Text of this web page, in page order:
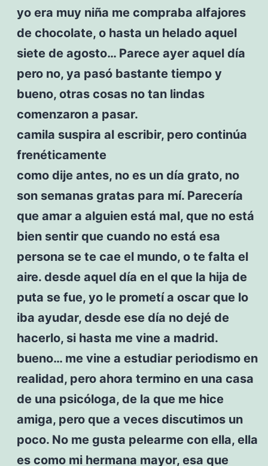
yo era muy niña me compraba alfajores
de chocolate, o hasta un helado aquel
siete de agosto… Parece ayer aquel día
pero no, ya pasó bastante tiempo y
bueno, otras cosas no tan lindas
comenzaron a pasar.
camila suspira al escribir, pero continúa
frenéticamente
como dije antes, no es un día grato, no
son semanas gratas para mí. Parecería
que amar a alguien está mal, que no está
bien sentir que cuando no está esa
persona se te cae el mundo, o te falta el
aire. desde aquel día en el que la hija de
puta se fue, yo le prometí a oscar que lo
iba ayudar, desde ese día no dejé de
hacerlo, si hasta me vine a madrid.
bueno… me vine a estudiar periodismo en
realidad, pero ahora termino en una casa
de una psicóloga, de la que me hice
amiga, pero que a veces discutimos un
poco. No me gusta pelearme con ella, ella
es como mi hermana mayor, esa que